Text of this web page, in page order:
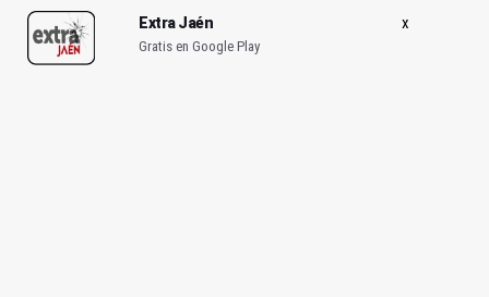
Extra Jaén
Gratis en Google Play